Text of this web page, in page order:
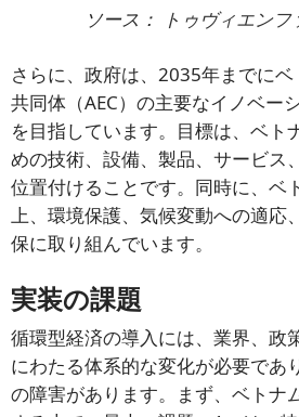
ソース： トゥヴィエン
さらに、政府は、2035年までにベ
共同体（AEC）の主要なイノベー
を目指しています。目標は、ベト
めの技術、設備、製品、サービス
位置付けることです。同時に、ベ
上、環境保護、気候変動への適応
保に取り組んでいます。
実装の課題
循環型経済の導入には、業界、政
にわたる体系的な変化が必要であ
の障害があります。まず、ベトナ